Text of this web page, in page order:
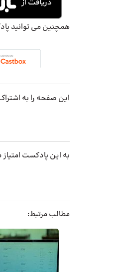
همچنین می توانید
این صفحه را به
به این پادکست
مطالب مرتبط: